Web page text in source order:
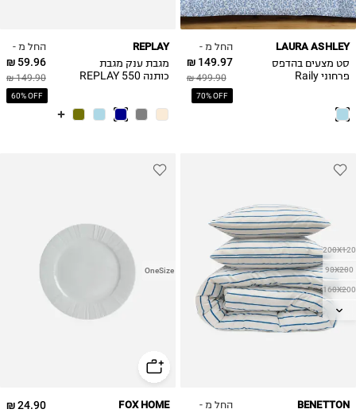
החל מ -
149.97 ₪
499.90 ₪
70% OFF
LAURA ASHLEY
סט מצעים בהדפס
פרחוני Raily
החל מ -
59.96 ₪
149.90 ₪
60% OFF
REPLAY
מגבת ענק מגבת
כותנה 550 REPLAY
200X120
90X200
160X200
200X140
180X200
החל מ -
BENETTON
OneSize
24.90 ₪ FOX HOME